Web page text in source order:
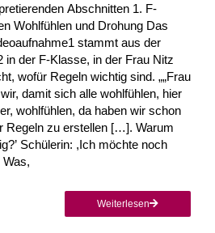
Abschnitten 1. F-
Wohlfühlen und Drohung Das
stammt aus der
in der F-Klasse, in der Frau Nitz
wofür Regeln wichtig sind. „„Frau
damit sich alle wohlfühlen, hier
wohlfühlen, da haben wir schon
Regeln zu erstellen […]. Warum
Schülerin: ,Ich möchte noch
Was,
Weiterlesen